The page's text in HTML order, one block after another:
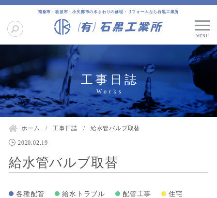
南砺市・砺波市・小矢部市の水まわりの修理・リフォームなら石黒工業所
工事日誌
ホーム 工事日誌 給水管バルブ取替
2020.02.19
給水管バルブ取替
各種配管 給水トラブル 配管工事 住宅